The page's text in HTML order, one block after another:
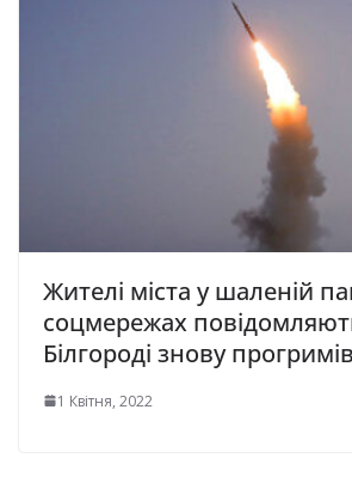
Жителі міста у шaлeній
соцмережах
Білгороді знову
1 Квітня, 2022